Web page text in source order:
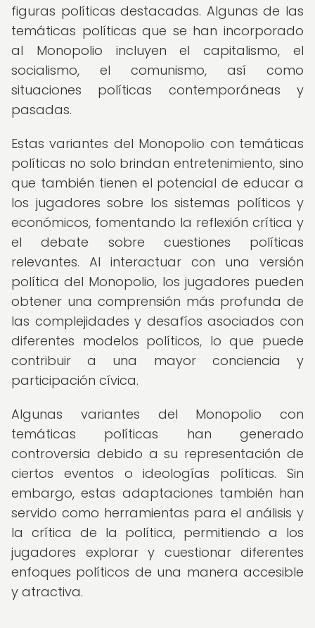
figuras políticas destacadas. Algunas de las
temáticas políticas que se han incorporado
al Monopolio incluyen el capitalismo, el
socialismo, el comunismo, así como
situaciones políticas contemporáneas y
pasadas.
Estas variantes del Monopolio con temáticas
políticas no solo brindan entretenimiento, sino
que también tienen el potencial de educar a
los jugadores sobre los sistemas políticos y
económicos, fomentando la reflexión crítica y
el debate sobre cuestiones políticas
relevantes. Al interactuar con una versión
política del Monopolio, los jugadores pueden
obtener una comprensión más profunda de
las complejidades y desafíos asociados con
diferentes modelos políticos, lo que puede
contribuir a una mayor conciencia y
participación cívica.
Algunas variantes del Monopolio con
temáticas políticas han generado
controversia debido a su representación de
ciertos eventos o ideologías políticas. Sin
embargo, estas adaptaciones también han
servido como herramientas para el análisis y
la crítica de la política, permitiendo a los
jugadores explorar y cuestionar diferentes
enfoques políticos de una manera accesible
y atractiva.